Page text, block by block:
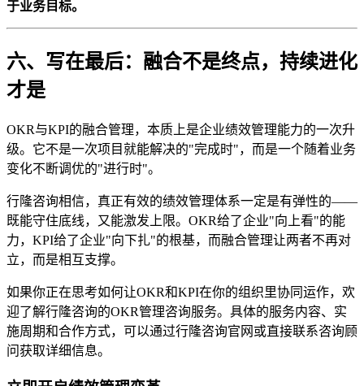
于业务目标。
六、写在最后：融合不是终点，持续进化
才是
OKR与KPI的融合管理，本质上是企业绩效管理能力的一次升
级。它不是一次项目就能解决的"完成时"，而是一个随着业务
变化不断调优的"进行时"。
行隆咨询相信，真正有效的绩效管理体系一定是有弹性的——
既能守住底线，又能激发上限。OKR给了企业"向上看"的能
力，KPI给了企业"向下扎"的根基，而融合管理让两者不再对
立，而是相互支撑。
如果你正在思考如何让OKR和KPI在你的组织里协同运作，欢
迎了解行隆咨询的OKR管理咨询服务。具体的服务内容、实
施周期和合作方式，可以通过行隆咨询官网或直接联系咨询顾
问获取详细信息。